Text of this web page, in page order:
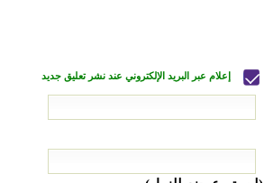
إعلام عبر البريد الإلكتروني عند نشر تعليق جديد